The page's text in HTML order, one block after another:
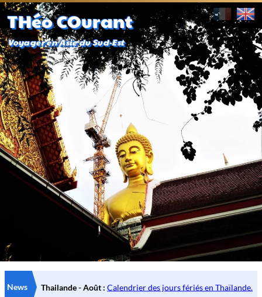
THéo COurant
Voyager en Asie du Sud-Est
News